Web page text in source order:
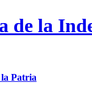
la
Patria